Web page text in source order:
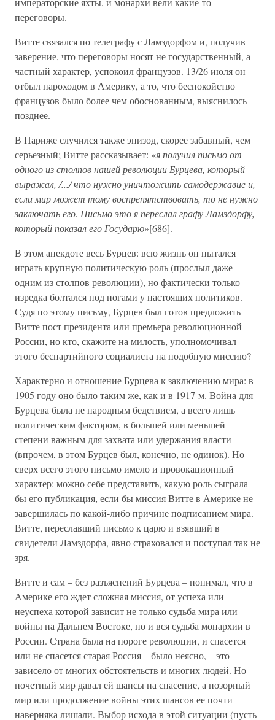
переговоры.
Витте связался по телеграфу с Ламздорфом и, получив
заверение, что переговоры носят не государственный, а
частный характер, успокоил французов. 13/26 июля он
отбыл пароходом в Америку, а то, что беспокойство
французов было более чем обоснованным, выяснилось
позднее.
В Париже случился также эпизод, скорее забавный, чем
серьезный; Витте рассказывает: «я получил письмо от
одного из столпов нашей революции Бурцева, который
выражал, /.../ что нужно уничтожить самодержавие и,
если мир может тому воспрепятствовать, то не нужно
заключать его. Письмо это я переслал графу Ламздорфу,
который показал его Государю»[686].
В этом анекдоте весь Бурцев: всю жизнь он пытался
играть крупную политическую роль (прослыл даже
одним из столпов революции), но фактически только
изредка болтался под ногами у настоящих политиков.
Судя по этому письму, Бурцев был готов предложить
Витте пост президента или премьера революционной
России, но кто, скажите на милость, уполномочивал
этого беспартийного социалиста на подобную миссию?
Характерно и отношение Бурцева к заключению мира: в
1905 году оно было таким же, как и в 1917-м. Война для
Бурцева была не народным бедствием, а всего лишь
политическим фактором, в большей или меньшей
степени важным для захвата или удержания власти
(впрочем, в этом Бурцев был, конечно, не одинок). Но
сверх всего этого письмо имело и провокационный
характер: можно себе представить, какую роль сыграла
бы его публикация, если бы миссия Витте в Америке не
завершилась по какой-либо причине подписанием мира.
Витте, переславший письмо к царю и взявший в
свидетели Ламздорфа, явно страховался и поступал так не
зря.
Витте и сам – без разъяснений Бурцева – понимал, что в
Америке его ждет сложная миссия, от успеха или
неуспеха которой зависит не только судьба мира или
войны на Дальнем Востоке, но и вся судьба монархии в
России. Страна была на пороге революции, и спасется
или не спасется старая Россия – было неясно, – это
зависело от многих обстоятельств и многих людей. Но
почетный мир давал ей шансы на спасение, а позорный
мир или продолжение войны этих шансов ее почти
наверняка лишали. Выбор исхода в этой ситуации (пусть